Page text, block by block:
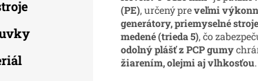
(PE), určený preveľmi
generátory, priemyselné
medené (trieda 5), čo
odolný plášť z PCP gumy
žiarením, olejmi aj vlhkosťou